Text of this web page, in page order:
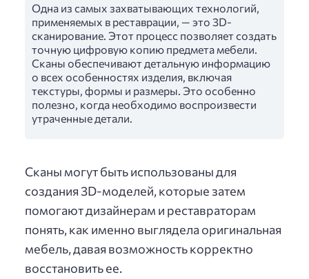
Одна из самых захватывающих технологий,
применяемых в реставрации, — это 3D-
сканирование. Этот процесс позволяет создать
точную цифровую копию предмета мебели.
Сканы обеспечивают детальную информацию
о всех особенностях изделия, включая
текстуры, формы и размеры. Это особенно
полезно, когда необходимо воспроизвести
утраченные детали.
Сканы могут быть использованы для
создания 3D-моделей, которые затем
помогают дизайнерам и реставраторам
понять, как именно выглядела оригинальная
мебель, давая возможность корректно
восстановить ее.